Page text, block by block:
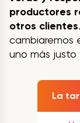
productores
otros clientes
cambiaremos
uno más justo
La